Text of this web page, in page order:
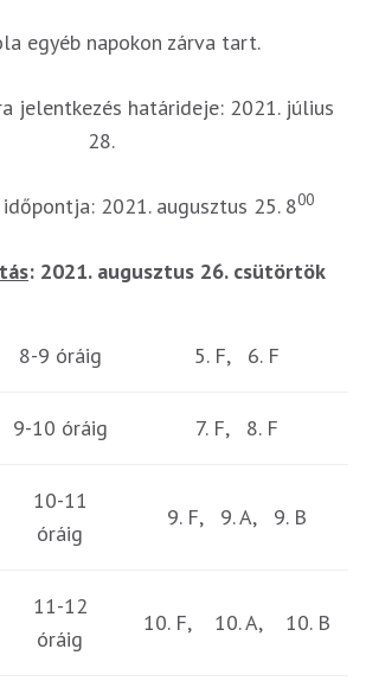
egyéb napokon zárva tart.
jelentkezés határideje: 2021. július
28.
2021. augusztus 25. 800
: 2021. augusztus 26. csütörtök
8-9 óráig 5. F, 6. F
9-10 óráig 7. F, 8. F
10-11
óráig
9. F, 9. A, 9. B
11-12
óráig
10. F, 10. A, 10. B